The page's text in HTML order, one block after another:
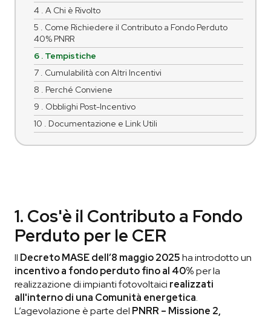
4 . A Chi è Rivolto
5 . Come Richiedere il Contributo a Fondo Perduto
40% PNRR
6 . Tempistiche
7 . Cumulabilità con Altri Incentivi
8 . Perché Conviene
9 . Obblighi Post-Incentivo
10 . Documentazione e Link Utili
1. Cos'è il Contributo a Fondo
Perduto per le CER
Il Decreto MASE dell’8 maggio 2025ha introdotto un
incentivo a fondo perduto fino al 40%per la
realizzazione di impianti fotovoltaici realizzati
all'interno di una Comunità energetica.
L’agevolazione è parte del PNRR – Missione 2,